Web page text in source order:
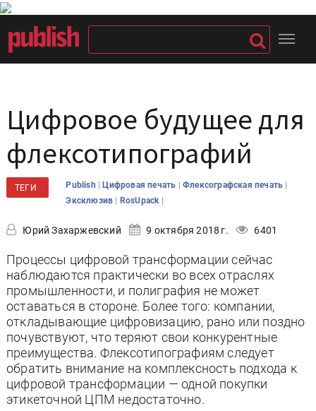
Цифровое будущее для
флексотипографий
ТЕГИ Publish |Цифровая печать |Флексографская печать |
Эксклюзив | RosUpack |
Юрий Захаржевский 9 октября 2018 г. 6401
Процессы цифровой трансформации сейчас
наблюдаются практически во всех отраслях
промышленности, и полиграфия не может
оставаться в стороне. Более того: компании,
откладывающие цифровизацию, рано или поздно
почувствуют, что теряют свои конкурентные
преимущества. Флексотипографиям следует
обратить внимание на комплексность подхода к
цифровой трансформации — одной покупки
этикеточной ЦПМ недостаточно.